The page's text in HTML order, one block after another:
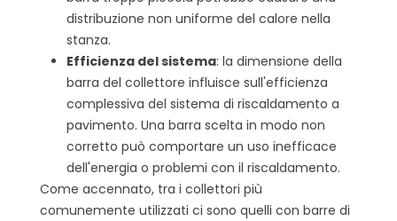
distribuzione non uniforme del calore nella
stanza.
Efficienza del sistema: la dimensione della
barra del collettore influisce sull'efficienza
complessiva del sistema di riscaldamento a
pavimento. Una barra scelta in modo non
corretto può comportare un uso inefficace
dell'energia o problemi con il riscaldamento.
Come accennato, tra i collettori più
comunemente utilizzati ci sono quelli con barre di